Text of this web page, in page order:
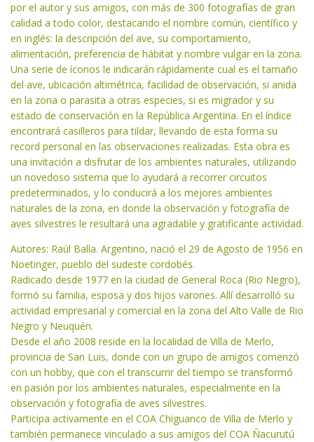
por el autor y sus amigos, con más de 300 fotografías de gran
calidad a todo color, destacando el nombre común, científico y
en inglés: la descripción del ave, su comportamiento,
alimentación, preferencia de hábitat y nombre vulgar en la zona.
Una serie de íconos le indicarán rápidamente cual es el tamaño
del ave, ubicación altimétrica, facilidad de observación, si anida
en la zona o parasita a otras especies, si es migrador y su
estado de conservación en la República Argentina. En el índice
encontrará casilleros para tildar, llevando de esta forma su
record personal en las observaciones realizadas. Esta obra es
una invitación a disfrutar de los ambientes naturales, utilizando
un novedoso sistema que lo ayudará a recorrer circuitos
predeterminados, y lo conducirá a los mejores ambientes
naturales de la zona, en donde la observación y fotografía de
aves silvestres le resultará una agradable y gratificante actividad.
Autores: Raúl Balla. Argentino, nació el 29 de Agosto de 1956 en
Noetinger, pueblo del sudeste cordobés.
Radicado desde 1977 en la ciudad de General Roca (Rio Negro),
formó su familia, esposa y dos hijos varones. Allí desarrolló su
actividad empresarial y comercial en la zona del Alto Valle de Rio
Negro y Neuquén.
Desde el año 2008 reside en la localidad de Villa de Merlo,
provincia de San Luis, donde con un grupo de amigos comenzó
con un hobby, que con el transcurrir del tiempo se transformó
en pasión por los ambientes naturales, especialmente en la
observación y fotografía de aves silvestres.
Participa activamente en el COA Chiguanco de Villa de Merlo y
también permanece vinculado a sus amigos del COA Ñacurutú